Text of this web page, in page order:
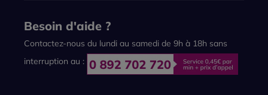
Besoin d'aide ?
Contactez-nous du lundi au samedi de 9h à 18h sans
interruption au :